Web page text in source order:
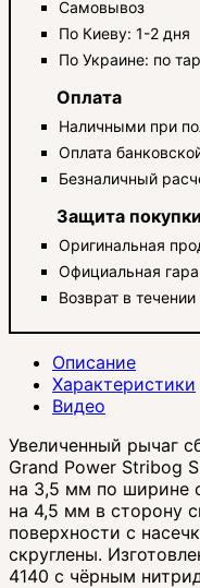
Самовывоз
По Киеву: 1-2 дня
По Украине: по
Оплата
Наличными при
Оплата
Безналичный
Защита покупки
Оригинальная
Официальная
Возврат в
Описание
Характеристики
Видео
Увеличенный рычаг
Grand Power Stribog
на 3,5 мм по ширине
на 4,5 мм в сторону
поверхности с
скруглены.
4140 с чёрным